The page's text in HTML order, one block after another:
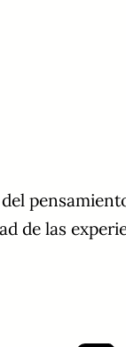
de las